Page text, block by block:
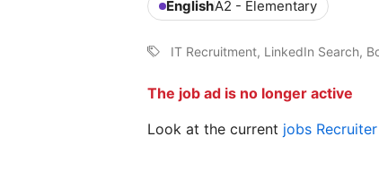
EnglishA2 - Elementary
IT Recruitment, LinkedIn Search,
The job ad is no longer active
Look at the current jobs